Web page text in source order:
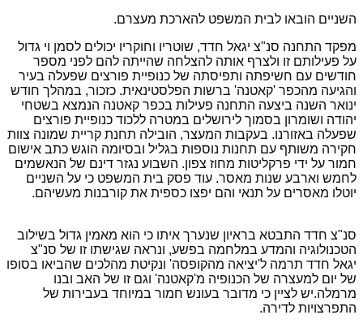
השניים הובאו לבית המשפט להארכת מעצרם.
מפקד התחנה סנ"צ יגאל חדד, שוטריו וחוקריו יכולים לסמן וי גדול
על פעילותם זו ולצרף אותה להצלחה שהייתה להם לפני מספר
חודשים עם חשיפתה ותפיסתה של כנופיית פורצים שפעלה בעיר
והגיעה מהכפר 'קאטנה' ברשות הפלסטינאית. כזכור, במהלך חודש
ינואר השנה ביצעה התחנה פעילות בכפר קאטנה הנמצא בשטחי
יהודה ושומרון בסמוך לירושלים במטרה ללכוד כנופיית פורצים
שפעלה באזורנו. בעקבות המעצר, הובילה תחנת קריית שמונה צוות
חקירה משותף עם תחנות נוספות בגליל ובסיומה הוגש כתב אישום
חמור על ידי פרקליטות מחוז צפון. השבוע נגזר דינם של הנאשמים
לחמש וארבע שנות מאסר. עוד פסק בית המשפט כי על השניים
יוטלו מאסרים על תנאי והם יפצו כספית את קורבנות מעשיהם.
סנ"צ חדד התבטא בראיון שנערך איתו כי הוא מאמין גדול בשילוב
הטכנולוגיה והמדע במלחמה בפשע, ונראה שגישתו זו של סנ"צ
יגאל חדד תרמה ל'יציאה מהקופסה' ונקיטת מהלכים שהביאו בסופו
של יום למעצרה של הכנופיה מ'קאטנה' וגם זו של האב ובנו
מרמלה.יש לציין כי מדובר בעונש חמור במיוחד בעבירות של
התפרצויות לדירה.